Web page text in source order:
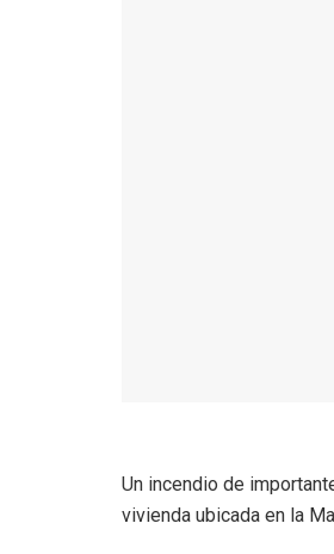
Un incendio de
vivienda ubicada en la